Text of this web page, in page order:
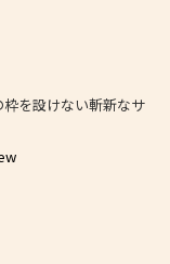
を設けない斬新なサ